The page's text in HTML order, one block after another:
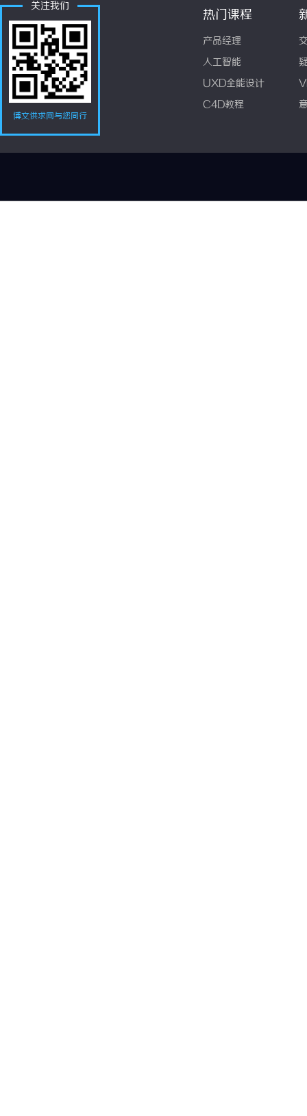
关注我们
博文供求网与您同行
热门课程
产品经理
人工智能
UXD全能设计
C4D教程